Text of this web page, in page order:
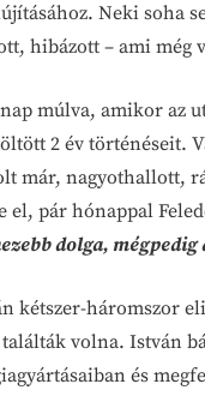
Neki soha
hibázott – ami még
múlva, amikor az
2 év történéseit.
már, nagyothallott,
el, pár hónappal
dolga, mégpedig
kétszer-háromszor
volna. István
és